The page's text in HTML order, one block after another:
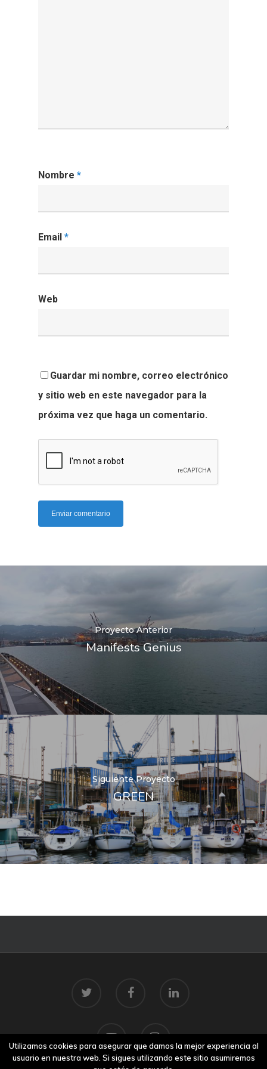
Nombre *
Email *
Web
Guardar mi nombre, correo electrónico
y sitio web en este navegador para la
próxima vez que haga un comentario.
Proyecto Anterior
Manifests Genius
Siguiente Proyecto
GREEN
Utilizamos cookies para asegurar que damos la mejor experiencia al
usuario en nuestra web. Si sigues utilizando este sitio asumiremos